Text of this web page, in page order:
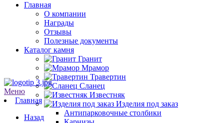
Главная
О компании
Награды
Отзывы
Полезные документы
Каталог камня
Гранит
Мрамор
Травертин
Сланец
Известняк
Изделия под заказ
Антипарковочные столбики
Меню
Главная
Назад